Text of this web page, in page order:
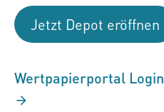
Jetzt Depot eröffnen
Wertpapierportal Login